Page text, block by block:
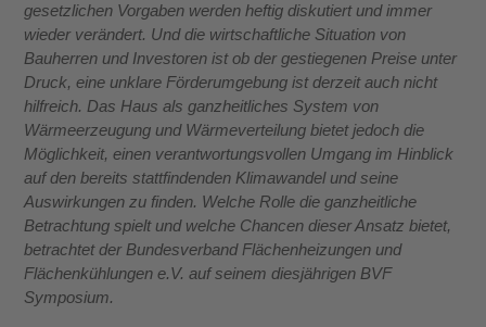
gesetzlichen Vorgaben werden heftig diskutiert und immer
wieder verändert. Und die wirtschaftliche Situation von
Bauherren und Investoren ist ob der gestiegenen Preise unter
Druck, eine unklare Förderumgebung ist derzeit auch nicht
hilfreich. Das Haus als ganzheitliches System von
Wärmeerzeugung und Wärmeverteilung bietet jedoch die
Möglichkeit, einen verantwortungsvollen Umgang im Hinblick
auf den bereits stattfindenden Klimawandel und seine
Auswirkungen zu finden. Welche Rolle die ganzheitliche
Betrachtung spielt und welche Chancen dieser Ansatz bietet,
betrachtet der Bundesverband Flächenheizungen und
Flächenkühlungen e.V. auf seinem diesjährigen BVF
Symposium.